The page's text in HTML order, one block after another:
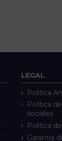
LEGAL
Política
Política
sociales
Política
Garantía